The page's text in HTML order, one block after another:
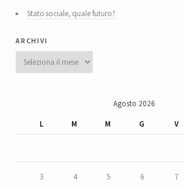
Stato sociale, quale futuro?
archivi
Archivi
Agosto 2026
L
M M G V
3 4 5 6 7